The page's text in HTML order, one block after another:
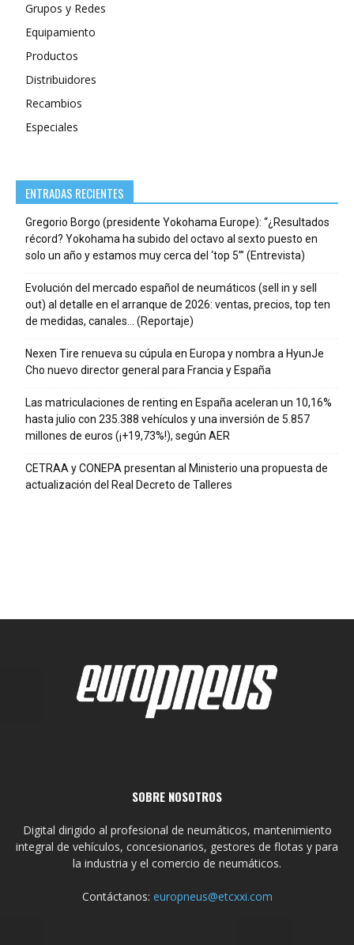
Grupos y Redes
Equipamiento
Productos
Distribuidores
Recambios
Especiales
ENTRADAS RECIENTES
Gregorio Borgo (presidente Yokohama Europe): “¿Resultados
récord? Yokohama ha subido del octavo al sexto puesto en
solo un año y estamos muy cerca del ‘top 5’” (Entrevista)
Evolución del mercado español de neumáticos (sell in y sell
out) al detalle en el arranque de 2026: ventas, precios, top ten
de medidas, canales… (Reportaje)
Nexen Tire renueva su cúpula en Europa y nombra a HyunJe
Cho nuevo director general para Francia y España
Las matriculaciones de renting en España aceleran un 10,16%
hasta julio con 235.388 vehículos y una inversión de 5.857
millones de euros (¡+19,73%!), según AER
CETRAA y CONEPA presentan al Ministerio una propuesta de
actualización del Real Decreto de Talleres
SOBRE NOSOTROS
Digital dirigido al profesional de neumáticos, mantenimiento
integral de vehículos, concesionarios, gestores de flotas y para
la industria y el comercio de neumáticos.
Contáctanos: europneus@etcxxi.com